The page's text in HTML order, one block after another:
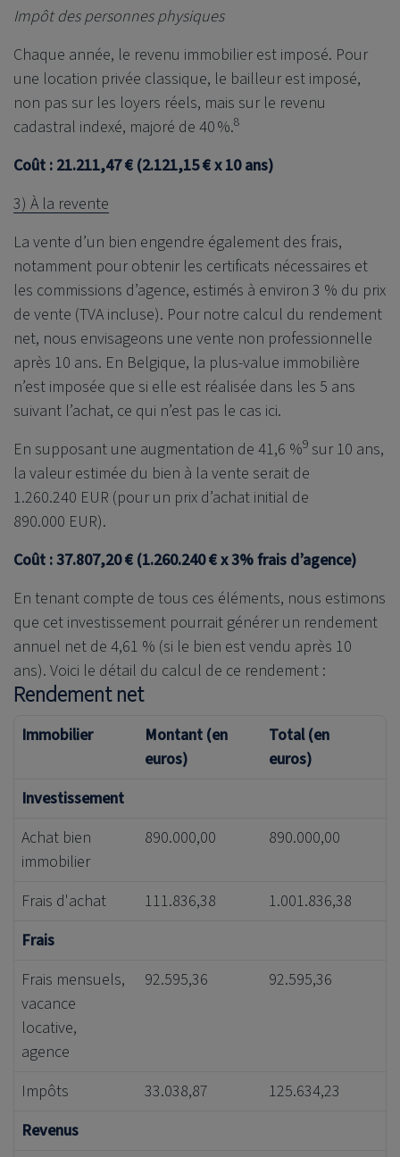
Impôt des personnes physiques
Chaque année, le revenu immobilier est imposé. Pour
une location privée classique, le bailleur est imposé,
non pas sur les loyers réels, mais sur le revenu
cadastral indexé, majoré de 40 %.8
Coût : 21.211,47 € (2.121,15 € x 10 ans)
3) À la revente
La vente d’un bien engendre également des frais,
notamment pour obtenir les certificats nécessaires et
les commissions d’agence, estimés à environ 3 % du prix
de vente (TVA incluse). Pour notre calcul du rendement
net, nous envisageons une vente non professionnelle
après 10 ans. En Belgique, la plus-value immobilière
n’est imposée que si elle est réalisée dans les 5 ans
suivant l’achat, ce qui n’est pas le cas ici.
En supposant une augmentation de 41,6 %9 sur 10 ans,
la valeur estimée du bien à la vente serait de
1.260.240 EUR (pour un prix d’achat initial de
890.000 EUR).
Coût : 37.807,20 € (1.260.240 € x 3% frais d’agence)
En tenant compte de tous ces éléments, nous estimons
que cet investissement pourrait générer un rendement
annuel net de 4,61 % (si le bien est vendu après 10
ans). Voici le détail du calcul de ce rendement :
Rendement net
Immobilier
Montant (en
euros)
Total (en
euros)
Investissement
Achat bien
immobilier
890.000,00 890.000,00
Frais d'achat 111.836,38
1.001.836,38
Frais
Frais mensuels,
vacance
locative,
agence
92.595,36 92.595,36
Impôts 33.038,87
125.634,23
Revenus